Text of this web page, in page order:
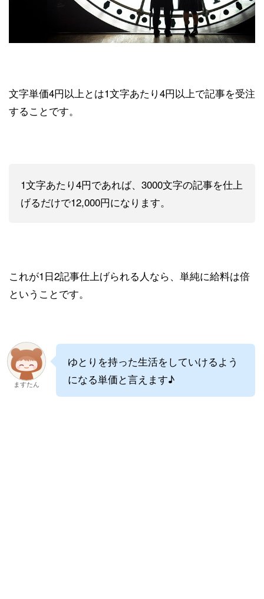
文字単価4円以上とは1文字あたり4円以上で記事を受注
することです。
1文字あたり4円であれば、3000文字の記事を仕上
げるだけで12,000円になります。
これが1日2記事仕上げられる人なら、単純に給料は倍
ということです。
ますたん
ゆとりを持った生活をしていけるよう
になる単価と言えます♪